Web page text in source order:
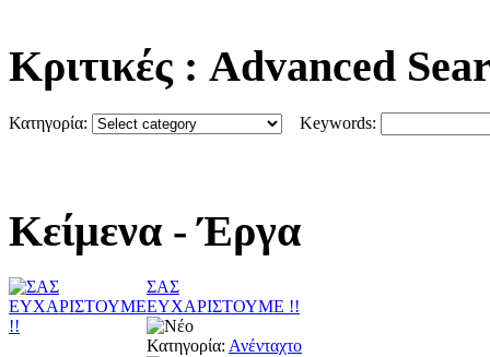
Κριτικές : Advanced
Κατηγορία: Keywords:
Κείμενα - Έργα
ΣΑΣ
ΕΥΧΑΡΙΣΤΟΥΜΕ !!
Κατηγορία: Ανένταχτο